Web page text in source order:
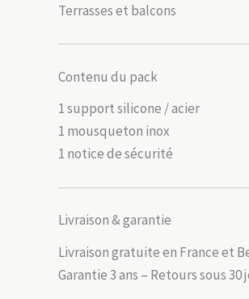
Terrasses et balcons
Contenu du pack
1 support silicone / acier
1 mousqueton inox
1 notice de sécurité
Livraison & garantie
Livraison gratuite en France et
Garantie 3 ans – Retours sous 30